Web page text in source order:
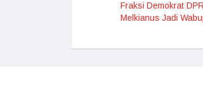
Fraksi Demokrat
Melkianus Jadi